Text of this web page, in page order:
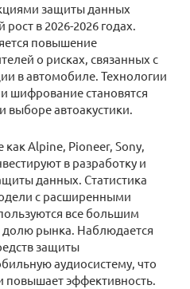
защиты данных
в 2026-2026 годах.
повышение
о рисках, связанных с
в автомобиле. Технологии
шифрование становятся
автоакустики.
Alpine, Pioneer, Sony,
в разработку и
данных. Статистика
с расширенными
все большим
долю рынка. Наблюдается
защиты
аудиосистему, что
повышает эффективность.